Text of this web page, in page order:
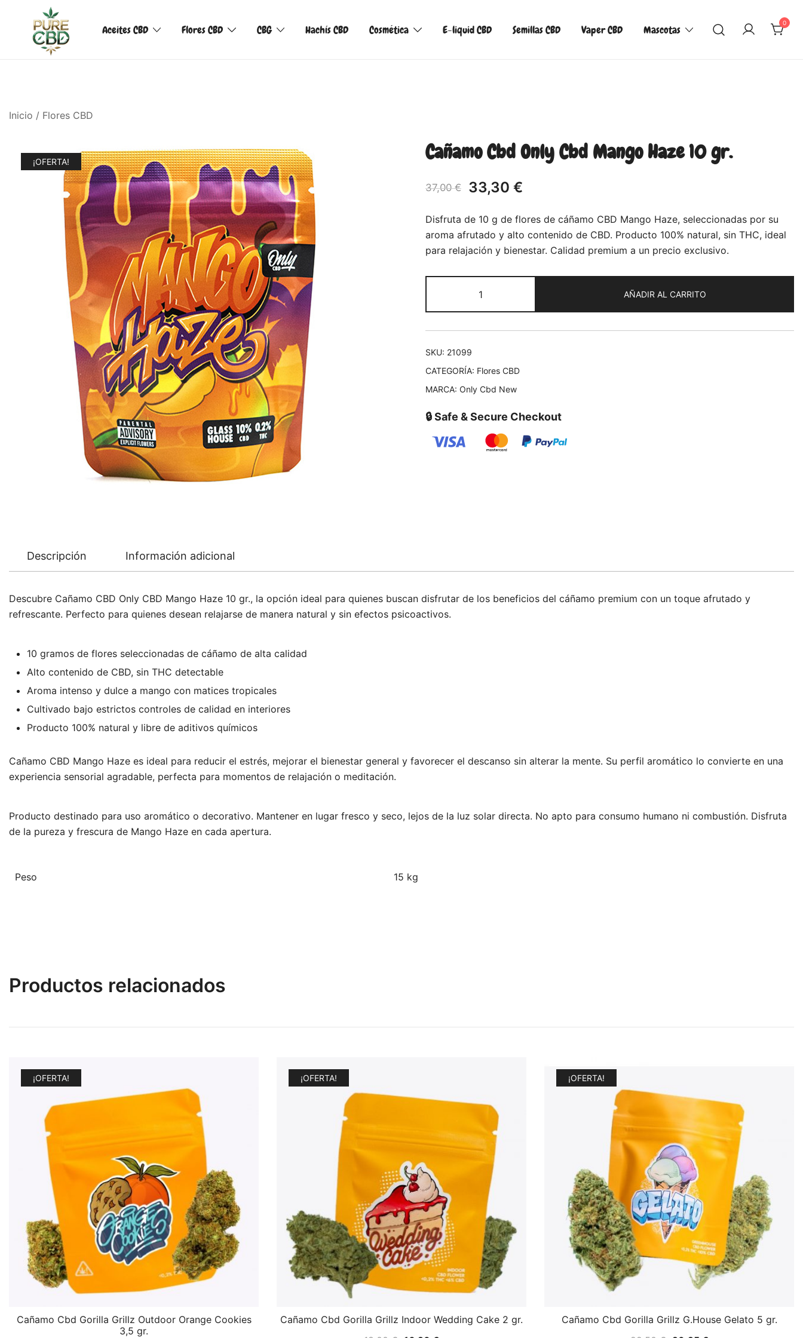
Aceites CBD Flores CBD CBG Hachís CBD Cosmética E-liquid CBD Semillas CBD Vaper CBD Mascotas
0
Inicio / Flores CBD
¡OFERTA! Cañamo Cbd Only Cbd Mango Haze 10 gr.
37,00€ 33,30 €
Disfruta de 10 g de flores de cáñamo CBD Mango Haze, seleccionadas por su
aroma afrutado y alto contenido de CBD. Producto 100% natural, sin THC, ideal
para relajación y bienestar. Calidad premium a un precio exclusivo.
AÑADIR AL CARRITO
SKU: 21099
CATEGORÍA: Flores CBD
MARCA: Only Cbd New
🔒 Safe & Secure Checkout
Descripción Información adicional
Descubre Cañamo CBD Only CBD Mango Haze 10 gr., la opción ideal para quienes buscan disfrutar de los beneficios del cáñamo premium con un toque afrutado y
refrescante. Perfecto para quienes desean relajarse de manera natural y sin efectos psicoactivos.
10 gramos de flores seleccionadas de cáñamo de alta calidad
Alto contenido de CBD, sin THC detectable
Aroma intenso y dulce a mango con matices tropicales
Cultivado bajo estrictos controles de calidad en interiores
Producto 100% natural y libre de aditivos químicos
Cañamo CBD Mango Haze es ideal para reducir el estrés, mejorar el bienestar general y favorecer el descanso sin alterar la mente. Su perfil aromático lo convierte en una
experiencia sensorial agradable, perfecta para momentos de relajación o meditación.
Producto destinado para uso aromático o decorativo. Mantener en lugar fresco y seco, lejos de la luz solar directa. No apto para consumo humano ni combustión. Disfruta
de la pureza y frescura de Mango Haze en cada apertura.
Peso 15 kg
Productos relacionados
¡OFERTA!
Cañamo Cbd Gorilla Grillz Outdoor Orange Cookies
3,5 gr.
¡OFERTA!
Cañamo Cbd Gorilla Grillz Indoor Wedding Cake 2 gr.
¡OFERTA!
Cañamo Cbd Gorilla Grillz G.House Gelato 5 gr.